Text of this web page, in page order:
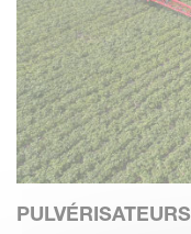
PULVÉRISATEURS